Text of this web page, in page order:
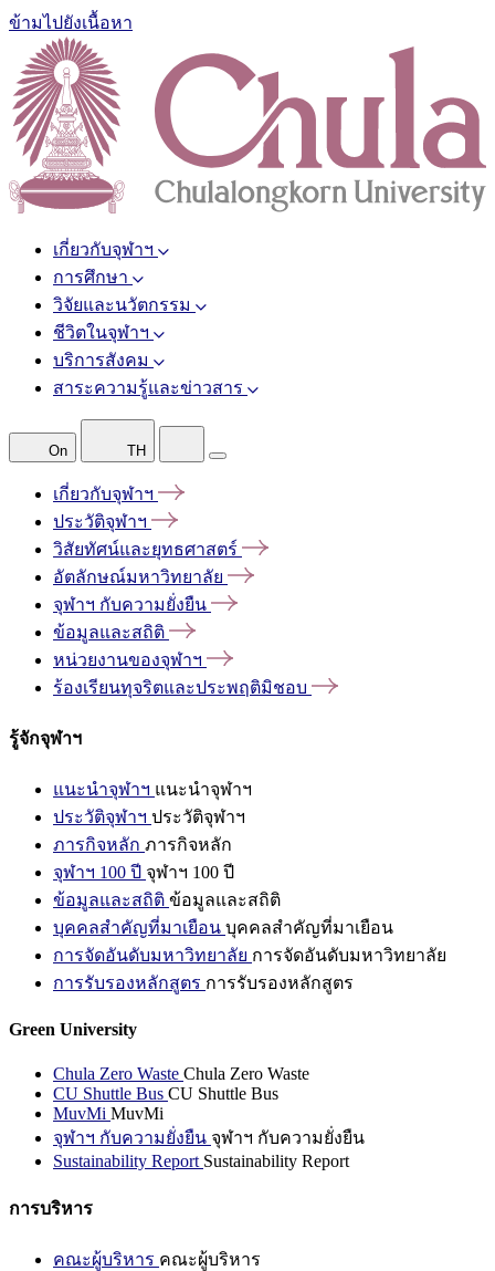
ข้ามไปยังเนื้อหา
เกี่ยวกับจุฬาฯ
การศึกษา
วิจัยและนวัตกรรม
ชีวิตในจุฬาฯ
บริการสังคม
สาระความรู้และข่าวสาร
On TH
เกี่ยวกับจุฬาฯ
ประวัติจุฬาฯ
วิสัยทัศน์และยุทธศาสตร์
อัตลักษณ์มหาวิทยาลัย
จุฬาฯ กับความยั่งยืน
ข้อมูลและสถิติ
หน่วยงานของจุฬาฯ
ร้องเรียนทุจริตและประพฤติมิชอบ
รู้จักจุฬาฯ
แนะนำจุฬาฯ แนะนำจุฬาฯ
ประวัติจุฬาฯ ประวัติจุฬาฯ
ภารกิจหลัก ภารกิจหลัก
จุฬาฯ 100 ปี จุฬาฯ 100 ปี
ข้อมูลและสถิติ ข้อมูลและสถิติ
บุคคลสำคัญที่มาเยือน บุคคลสำคัญที่มาเยือน
การจัดอันดับมหาวิทยาลัย การจัดอันดับมหาวิทยาลัย
การรับรองหลักสูตร การรับรองหลักสูตร
Green University
Chula Zero Waste Chula Zero Waste
CU Shuttle Bus CU Shuttle Bus
MuvMi MuvMi
จุฬาฯ กับความยั่งยืน จุฬาฯ กับความยั่งยืน
Sustainability Report Sustainability Report
การบริหาร
คณะผู้บริหาร คณะผู้บริหาร